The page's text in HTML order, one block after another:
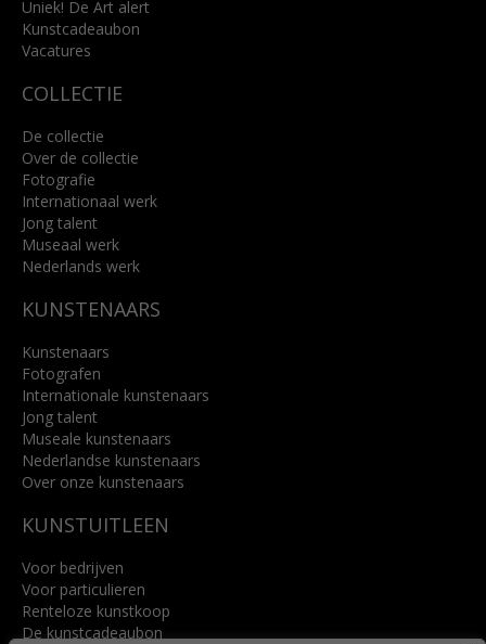
Lees meer
Uniek! De Art alert
Kunstcadeaubon
Vacatures
COLLECTIE
De collectie
Over de collectie
Fotografie
Internationaal werk
Jong talent
Museaal werk
Nederlands werk
KUNSTENAARS
Kunstenaars
Fotografen
Internationale kunstenaars
Jong talent
Museale kunstenaars
Nederlandse kunstenaars
Over onze kunstenaars
KUNSTUITLEEN
Voor bedrijven
Voor particulieren
Renteloze kunstkoop
De kunstcadeaubon